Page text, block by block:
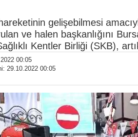
gelişebilmesi
ve halen başkanlığını
Kentler Birliği (SKB),
00:05
29.10.2022 00:05